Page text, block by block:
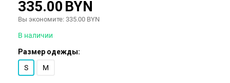
335.00 BYN
Вы экономите:335.00 BYN
В наличии
Размер одежды:
S
M